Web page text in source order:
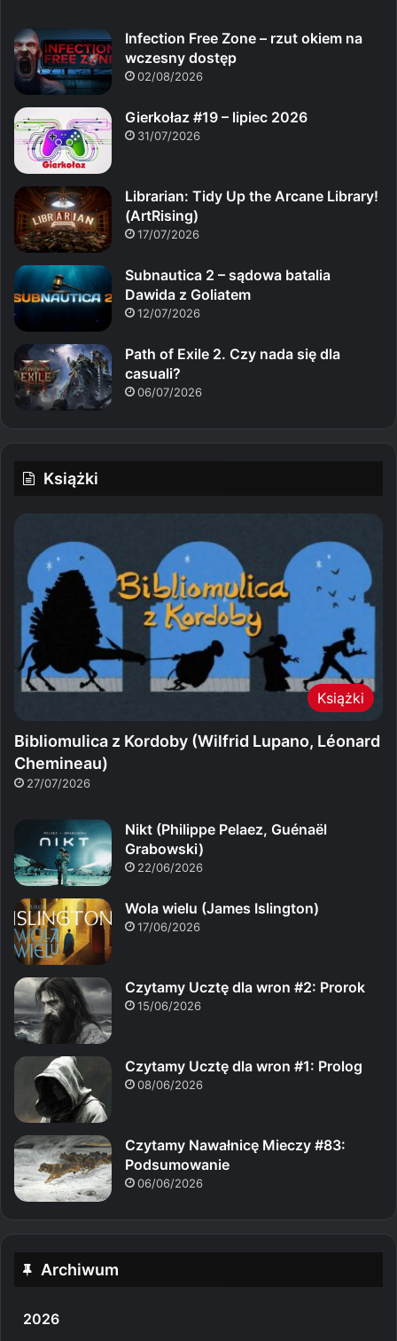
Infection Free Zone – rzut okiem na
wczesny dostęp
02/08/2026
Gierkołaz #19 – lipiec 2026
31/07/2026
Librarian: Tidy Up the Arcane Library!
(ArtRising)
17/07/2026
Subnautica 2 – sądowa batalia
Dawida z Goliatem
12/07/2026
Path of Exile 2. Czy nada się dla
casuali?
06/07/2026
Książki
Książki
Bibliomulica z Kordoby (Wilfrid Lupano, Léonard
Chemineau)
27/07/2026
Nikt (Philippe Pelaez, Guénaël
Grabowski)
22/06/2026
Wola wielu (James Islington)
17/06/2026
Czytamy Ucztę dla wron #2: Prorok
15/06/2026
Czytamy Ucztę dla wron #1: Prolog
08/06/2026
Czytamy Nawałnicę Mieczy #83:
Podsumowanie
06/06/2026
Archiwum
2026